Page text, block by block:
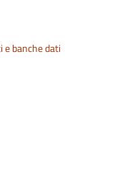
e banche dati